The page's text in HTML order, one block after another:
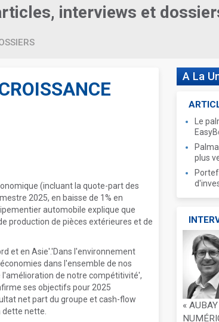
interviews et
(incluant la quote-part des
2025, en baisse de 1% en
automobile explique que
production de pièces extérieures et de
et en Asie'.'Dans l'environnement
dans l'ensemble de nos
de notre compétitivité',
ses objectifs pour 2025
net part du groupe et cash-flow
dette nette.
A La
Le
plus
«